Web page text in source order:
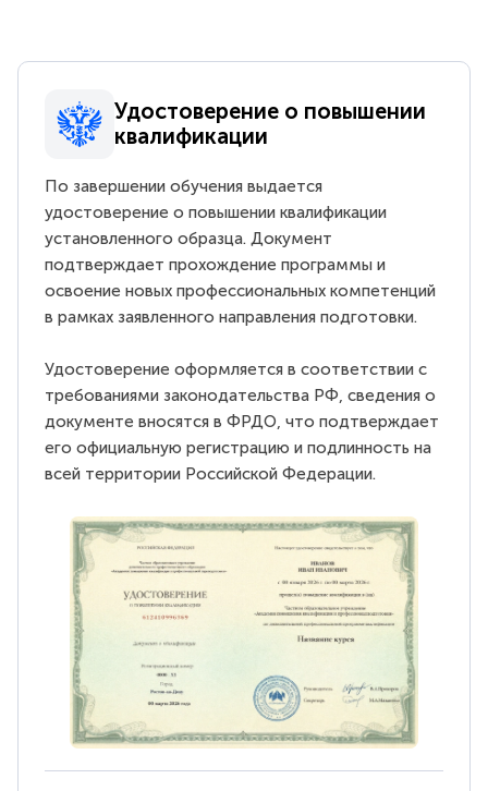
Удостоверение о повышении
квалификации
По завершении обучения выдается
удостоверение о повышении квалификации
установленного образца. Документ
подтверждает прохождение программы и
освоение новых профессиональных компетенций
в рамках заявленного направления подготовки.
Удостоверение оформляется в соответствии с
требованиями законодательства РФ, сведения о
документе вносятся в ФРДО, что подтверждает
его официальную регистрацию и подлинность на
всей территории Российской Федерации.